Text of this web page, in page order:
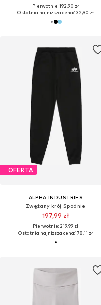
Pierwotnie: 192,90 zł
Ostatnia najniższa cena:132,90 zł
OFERTA
ALPHA INDUSTRIES
Zwężany krój Spodnie
197,99 zł
Pierwotnie: 219,99 zł
Ostatnia najniższa cena:178,11 zł